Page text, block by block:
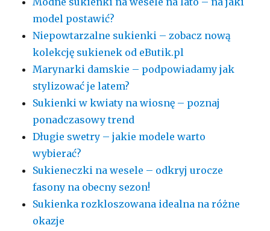
model postawić?
Niepowtarzalne sukienki – zobacz nową
kolekcję sukienek od eButik.pl
Marynarki damskie – podpowiadamy jak
stylizować je latem?
Sukienki w kwiaty na wiosnę – poznaj
ponadczasowy trend
Długie swetry – jakie modele warto
wybierać?
Sukieneczki na wesele – odkryj urocze
fasony na obecny sezon!
Sukienka rozkloszowana idealna na różne
okazje